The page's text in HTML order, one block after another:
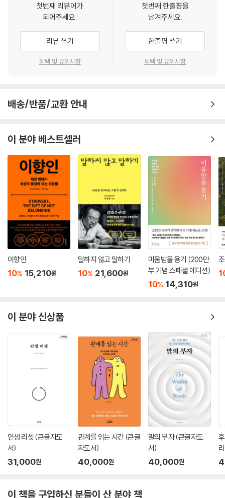
첫번째 리뷰어가
되어주세요.
리뷰 쓰기
혜택 및 유의사항
첫번째 한줄평을
남겨주세요.
한줄평 쓰기
혜택 및 유의사항
배송/반품/교환 안내
이 분야 베스트셀러
이향인
10% 15,210원
말하지 않고 말하기
10% 21,600원
미움받을 용기 (200만
부 기념 스페셜 에디션)
10% 14,310원
이 분야 신상품
인생 리셋 (큰글자도
서)
31,000원
관계를 읽는 시간 (큰글
자도서)
40,000원
말의 부자 (큰글자도
서)
40,000원
이 책을 구입하신 분들이 산 분야 책